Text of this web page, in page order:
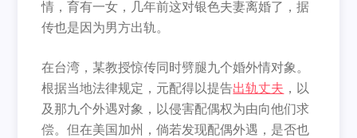
情，育有一女，几年前这对银色夫妻离婚了，据
传也是因为男方出轨。
在台湾，某教授惊传同时劈腿九个婚外情对象。
根据当地法律规定，元配得以提告出轨丈夫 ，以
及那九个外遇对象，以侵害配偶权为由向他们求
偿。但在美国加州，倘若发现配偶外遇，是否也